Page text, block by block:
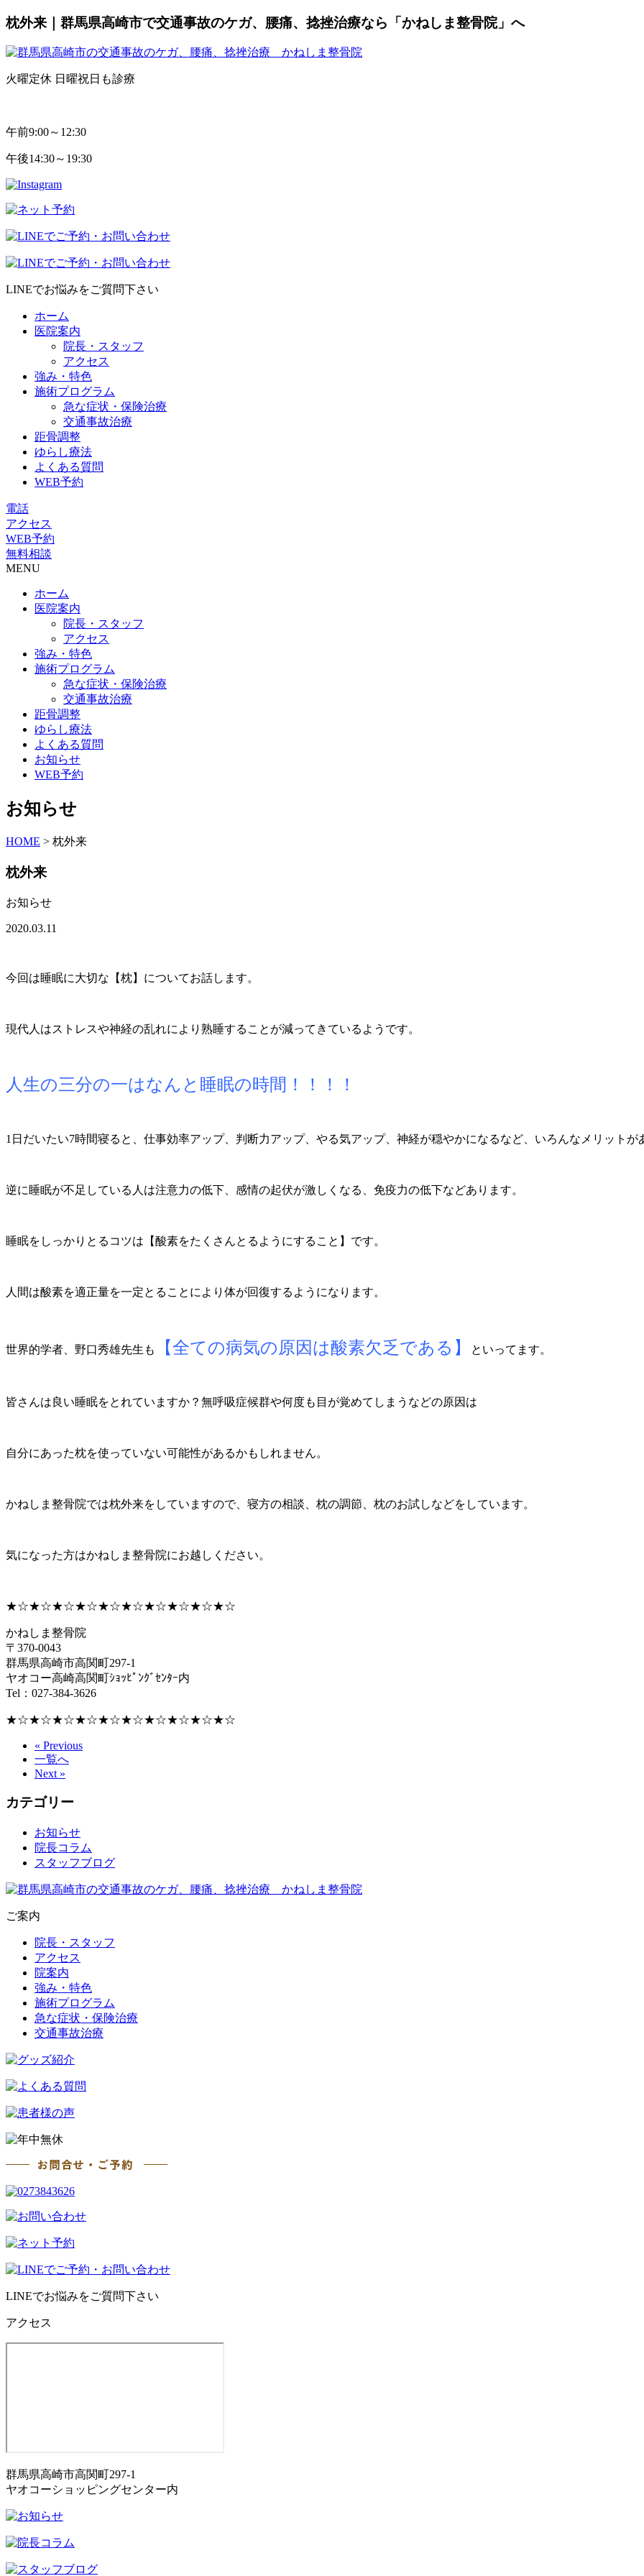
枕外来｜群馬県高崎市で交通事故のケガ、腰痛、捻挫治療なら「かねしま整骨院」へ
火曜定休 日曜祝日も診療
午前9:00～12:30
午後14:30～19:30
LINEでお悩みをご質問下さい
ホーム
医院案内
院長・スタッフ
アクセス
強み・特色
施術プログラム
急な症状・保険治療
交通事故治療
距骨調整
ゆらし療法
よくある質問
WEB予約
電話
アクセス
WEB予約
無料相談
MENU
ホーム
医院案内
院長・スタッフ
アクセス
強み・特色
施術プログラム
急な症状・保険治療
交通事故治療
距骨調整
ゆらし療法
よくある質問
お知らせ
WEB予約
お知らせ
HOME > 枕外来
枕外来
お知らせ
2020.03.11
今回は睡眠に大切な【枕】についてお話します。
現代人はストレスや神経の乱れにより熟睡することが減ってきているようです。
人生の三分の一はなんと睡眠の時間！！！！
1日だいたい7時間寝ると、仕事効率アップ、判断力アップ、やる気アップ、神経が穏やかになるなど、いろんなメリットが
逆に睡眠が不足している人は注意力の低下、感情の起伏が激しくなる、免疫力の低下などあります。
睡眠をしっかりとるコツは【酸素をたくさんとるようにすること】です。
人間は酸素を適正量を一定とることにより体が回復するようになります。
世界的学者、野口秀雄先生も 【全ての病気の原因は酸素欠乏である】 といってます。
皆さんは良い睡眠をとれていますか？無呼吸症候群や何度も目が覚めてしまうなどの原因は
自分にあった枕を使っていない可能性があるかもしれません。
かねしま整骨院では枕外来をしていますので、寝方の相談、枕の調節、枕のお試しなどをしています。
気になった方はかねしま整骨院にお越しください。
★☆★☆★☆★☆★☆★☆★☆★☆★☆★☆
かねしま整骨院
〒370-0043
群馬県高崎市高関町297-1
ヤオコー高崎高関町ｼｮｯﾋﾟﾝｸﾞｾﾝﾀｰ内
Tel：027-384-3626
★☆★☆★☆★☆★☆★☆★☆★☆★☆★☆
« Previous
一覧へ
Next »
カテゴリー
お知らせ
院長コラム
スタッフブログ
ご案内
院長・スタッフ
アクセス
院案内
強み・特色
施術プログラム
急な症状・保険治療
交通事故治療
LINEでお悩みをご質問下さい
アクセス
群馬県高崎市高関町297-1
ヤオコーショッピングセンター内